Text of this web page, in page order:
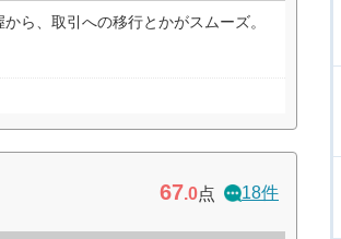
ら、取引への移行とかがスムーズ。
67.0点 18件